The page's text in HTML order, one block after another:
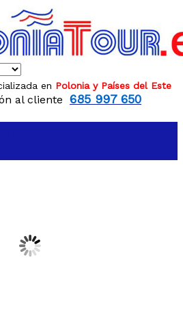
en Polonia y Países del Este
al cliente 685 997 650